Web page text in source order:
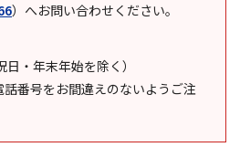
） へお問い合わせください。
・年末年始を除く）
番号をお間違えのないようご注